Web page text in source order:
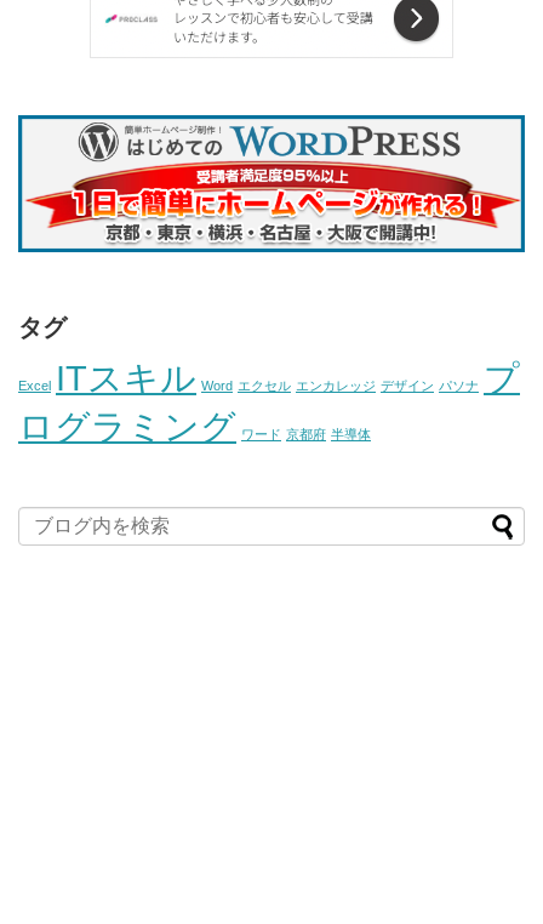
タグ
Excel ITスキル Word エクセル エンカレッジ デザイン パソナ プ
ログラミング ワード 京都府 半導体